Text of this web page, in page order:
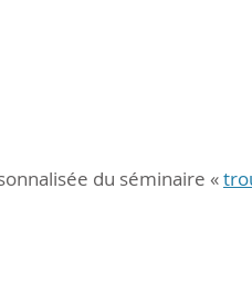
du séminaire «